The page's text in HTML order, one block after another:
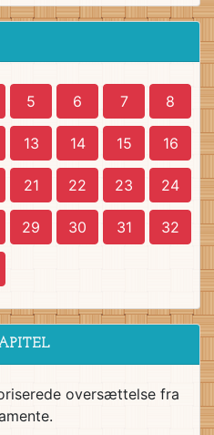
5 6 7 8
13 14 15 16
21 22 23 24
29 30 31 32
oversættelse fra